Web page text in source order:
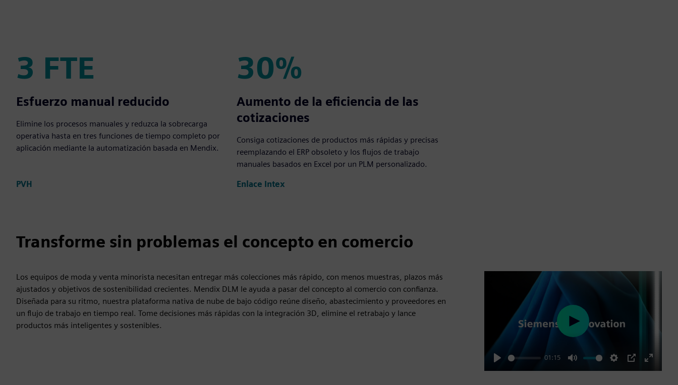
3 FTE
3 FTE
Esfuerzo manual reducido
Elimine los procesos manuales y reduzca la sobrecarga
operativa hasta en tres funciones de tiempo completo por
aplicación mediante la automatización basada en Mendix.
PVH
30%
30%
Aumento de la eficiencia de las
cotizaciones
Consiga cotizaciones de productos más rápidas y precisas
reemplazando el ERP obsoleto y los flujos de trabajo
manuales basados en Excel por un PLM personalizado.
Enlace Intex
Transforme sin problemas el concepto en comercio
Los equipos de moda y venta minorista necesitan entregar más colecciones más rápido, con menos muestras, plazos más
ajustados y objetivos de sostenibilidad crecientes. Mendix DLM le ayuda a pasar del concepto al comercio con confianza.
Diseñada para su ritmo, nuestra plataforma nativa de nube de bajo código reúne diseño, abastecimiento y proveedores en
un flujo de trabajo en tiempo real. Tome decisiones más rápidas con la integración 3D, elimine el retrabajo y lance
productos más inteligentes y sostenibles.
Play
01:15
Mute Settings
PIP
Enter
Play